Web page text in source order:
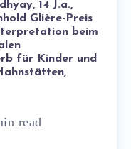
14 J.a.,
Glière-Preis
beim
für Kinder und
read